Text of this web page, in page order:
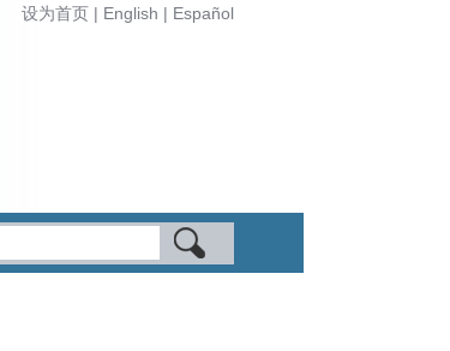
设为首页 | English | Español